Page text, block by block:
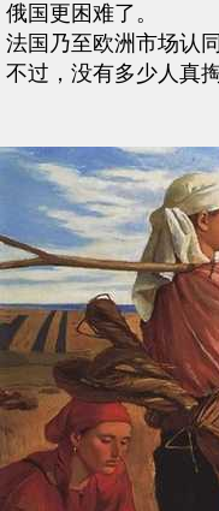
俄国更困难了。
法国乃至欧洲市场认
不过，没有多少人真